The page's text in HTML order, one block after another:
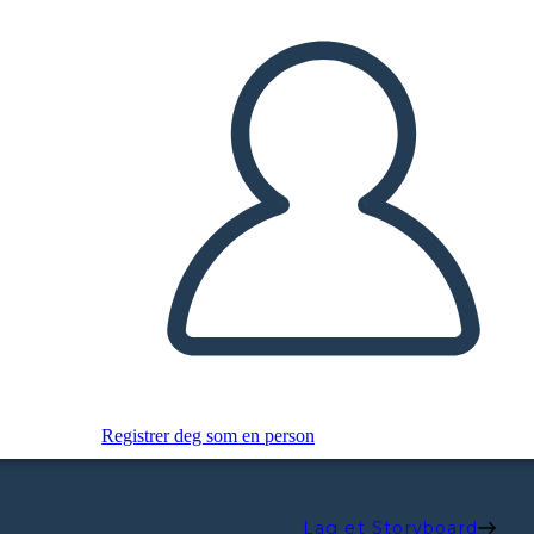
Registrer deg som en person
Lag et Storyboard